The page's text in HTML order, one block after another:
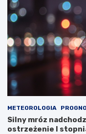
METEOROLOGIA
Silny mróz
ostrzeżenie I